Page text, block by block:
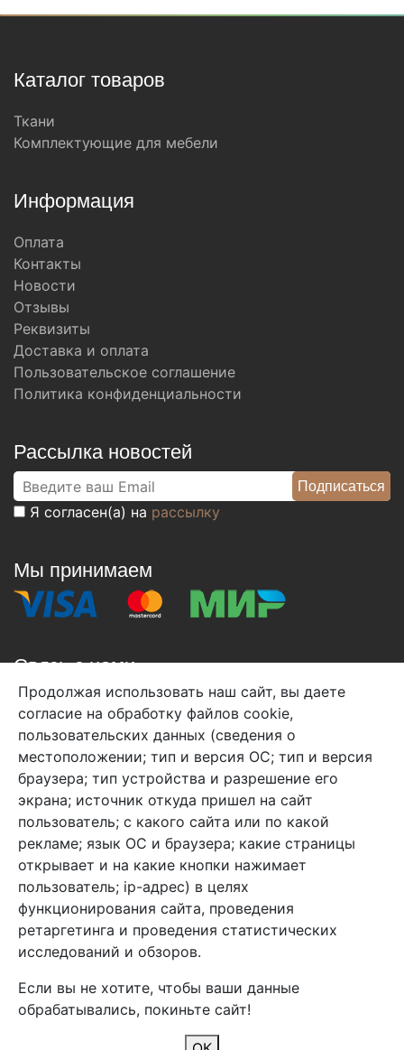
Каталог товаров
Ткани
Комплектующие для мебели
Информация
Оплата
Контакты
Новости
Отзывы
Реквизиты
Доставка и оплата
Пользовательское соглашение
Политика конфиденциальности
Рассылка новостей
Я согласен(а) на рассылку
Мы принимаем
Связь с нами
+7 (495) 933-38-08
info@arben-textile.ru- оптовые продажи
Арбен текстиль г. Щелково, пер.
1-й Советский д.25, владение 2.
Мы в соц. сетях
Продолжая использовать наш сайт, вы даете
согласие на обработку файлов cookie,
пользовательских данных (сведения о
местоположении; тип и версия ОС; тип и версия
браузера; тип устройства и разрешение его
экрана; источник откуда пришел на сайт
пользователь; с какого сайта или по какой
рекламе; язык ОС и браузера; какие страницы
открывает и на какие кнопки нажимает
пользователь; ip-адрес) в целях
функционирования сайта, проведения
ретаргетинга и проведения статистических
исследований и обзоров.
Если вы не хотите, чтобы ваши данные
обрабатывались, покиньте сайт!